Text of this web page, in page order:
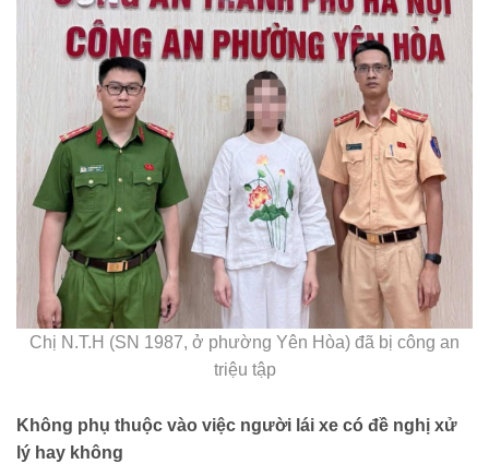
Chị N.T.H (SN 1987, ở phường Yên Hòa) đã bị công an
triệu tập
Không phụ thuộc vào việc người lái xe có đề nghị xử
lý hay không